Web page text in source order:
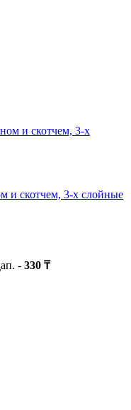
и скотчем, 3-х слойные
- 330 ₸